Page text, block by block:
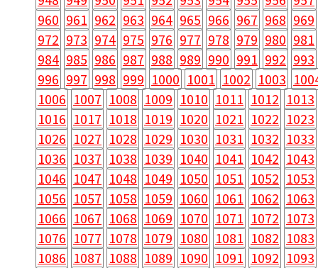
960 961 962 963 964 965 966 967 968 969
972 973 974 975 976 977 978 979 980 981
984 985 986 987 988 989 990 991 992 993
996 997 998 999 1000 1001 1002 1003
1006 1007 1008 1009 1010 1011 1012 1013
1016 1017 1018 1019 1020 1021 1022 1023
1026 1027 1028 1029 1030 1031 1032 1033
1036 1037 1038 1039 1040 1041 1042 1043
1046 1047 1048 1049 1050 1051 1052 1053
1056 1057 1058 1059 1060 1061 1062 1063
1066 1067 1068 1069 1070 1071 1072 1073
1076 1077 1078 1079 1080 1081 1082 1083
1086 1087 1088 1089 1090 1091 1092 1093